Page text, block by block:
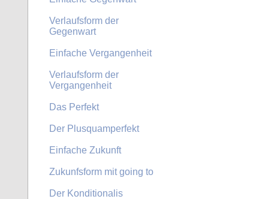
Verlaufsform der
Gegenwart
Einfache Vergangenheit
Verlaufsform der
Vergangenheit
Das Perfekt
Der Plusquamperfekt
Einfache Zukunft
Zukunfsform mit going to
Der Konditionalis